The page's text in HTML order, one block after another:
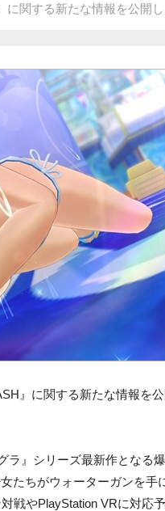
関する新たな情報を公開し
』に関する新たな情報を
ラ』シリーズ最新作となる
たちがウォーターガンを手
戦やPlayStation VRに対応